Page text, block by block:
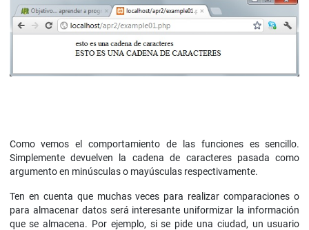
Como vemos el comportamiento de las funciones es sencillo.
Simplemente devuelven la cadena de caracteres pasada como
argumento en minúsculas o mayúsculas respectivamente.
Ten en cuenta que muchas veces para realizar comparaciones o
para almacenar datos será interesante uniformizar la información
que se almacena. Por ejemplo, si se pide una ciudad, un usuario